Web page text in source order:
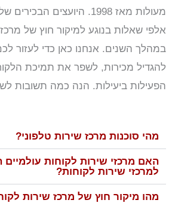
מעולות מאז 1998. היועצים
אלפי שאלות בנוגע למיקור חוץ של
במהלך השנים. אנחנו כאן כדי לעזור
להגדיל מכירות, לשפר את תמיכת
הפעילות ביעילות. הנה כמה תשובות
מהי סוכנות מרכז שירות טלפוני?
האם מרכזי שירות לקוחות עולמיים
למרכזי שירות לקוחות?
מהו מיקור חוץ של מרכז שירות